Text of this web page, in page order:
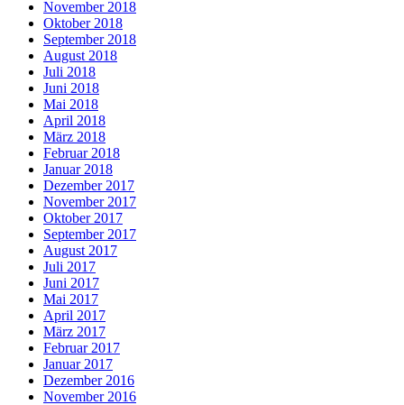
November 2018
Oktober 2018
September 2018
August 2018
Juli 2018
Juni 2018
Mai 2018
April 2018
März 2018
Februar 2018
Januar 2018
Dezember 2017
November 2017
Oktober 2017
September 2017
August 2017
Juli 2017
Juni 2017
Mai 2017
April 2017
März 2017
Februar 2017
Januar 2017
Dezember 2016
November 2016